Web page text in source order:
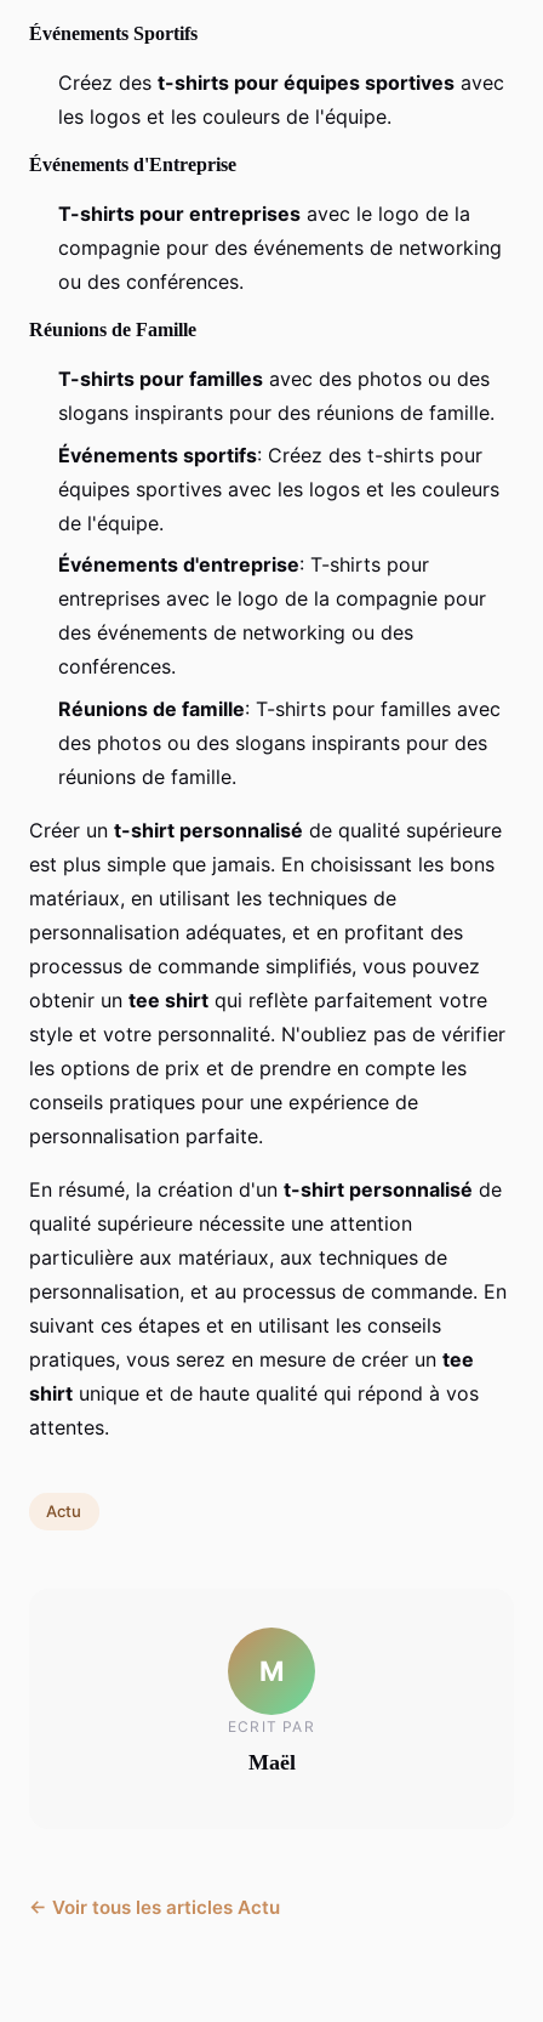
Événements Sportifs
Créez des t-shirts pour équipes sportives avec
les logos et les couleurs de l'équipe.
Événements d'Entreprise
T-shirts pour entreprises avec le logo de la
compagnie pour des événements de networking
ou des conférences.
Réunions de Famille
T-shirts pour familles avec des photos ou des
slogans inspirants pour des réunions de famille.
Événements sportifs: Créez des t-shirts pour
équipes sportives avec les logos et les couleurs
de l'équipe.
Événements d'entreprise: T-shirts pour
entreprises avec le logo de la compagnie pour
des événements de networking ou des
conférences.
Réunions de famille: T-shirts pour familles avec
des photos ou des slogans inspirants pour des
réunions de famille.
Créer un t-shirt personnalisé de qualité supérieure
est plus simple que jamais. En choisissant les bons
matériaux, en utilisant les techniques de
personnalisation adéquates, et en profitant des
processus de commande simplifiés, vous pouvez
obtenir un tee shirt qui reflète parfaitement votre
style et votre personnalité. N'oubliez pas de vérifier
les options de prix et de prendre en compte les
conseils pratiques pour une expérience de
personnalisation parfaite.
En résumé, la création d'un t-shirt personnalisé de
qualité supérieure nécessite une attention
particulière aux matériaux, aux techniques de
personnalisation, et au processus de commande. En
suivant ces étapes et en utilisant les conseils
pratiques, vous serez en mesure de créer un tee
shirt unique et de haute qualité qui répond à vos
attentes.
Actu
M
ECRIT PAR
Maël
← Voir tous les articles Actu